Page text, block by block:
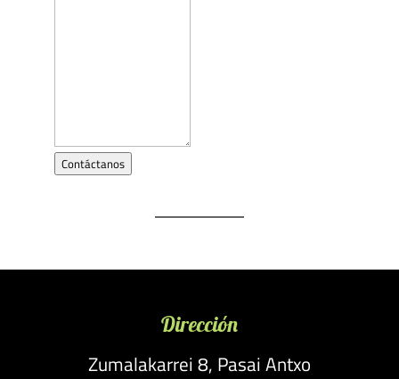
Contáctanos
Dirección
Zumalakarrei 8, Pasai Antxo